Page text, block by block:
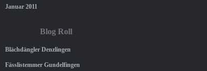
Januar 2011
Blog Roll
Blächdängler Denzlingen
Fässlistemmer Gundelfingen